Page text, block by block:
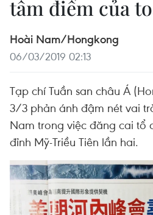
tâm điểm của
Hoài Nam/Hongkong
06/03/2019 02:13
Tạp chí Tuần san châu Á
3/3 phản ánh đậm nét vai
Nam trong việc đăng cai tổ
đỉnh Mỹ-Triều Tiên lần hai.